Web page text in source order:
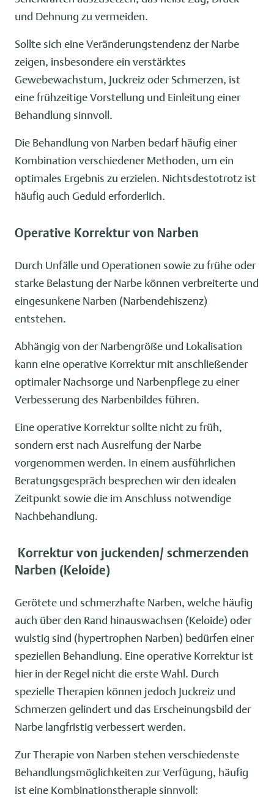
und Dehnung zu vermeiden.
Sollte sich eine Veränderungstendenz der Narbe
zeigen, insbesondere ein verstärktes
Gewebewachstum, Juckreiz oder Schmerzen, ist
eine frühzeitige Vorstellung und Einleitung einer
Behandlung sinnvoll.
Die Behandlung von Narben bedarf häufig einer
Kombination verschiedener Methoden, um ein
optimales Ergebnis zu erzielen. Nichtsdestotrotz ist
häufig auch Geduld erforderlich.
Operative Korrektur von Narben
Durch Unfälle und Operationen sowie zu frühe oder
starke Belastung der Narbe können verbreiterte und
eingesunkene Narben (Narbendehiszenz)
entstehen.
Abhängig von der Narbengröße und Lokalisation
kann eine operative Korrektur mit anschließender
optimaler Nachsorge und Narbenpflege zu einer
Verbesserung des Narbenbildes führen.
Eine operative Korrektur sollte nicht zu früh,
sondern erst nach Ausreifung der Narbe
vorgenommen werden. In einem ausführlichen
Beratungsgespräch besprechen wir den idealen
Zeitpunkt sowie die im Anschluss notwendige
Nachbehandlung.
Korrektur von juckenden/ schmerzenden
Narben (Keloide)
Gerötete und schmerzhafte Narben, welche häufig
auch über den Rand hinauswachsen (Keloide) oder
wulstig sind (hypertrophen Narben) bedürfen einer
speziellen Behandlung. Eine operative Korrektur ist
hier in der Regel nicht die erste Wahl. Durch
spezielle Therapien können jedoch Juckreiz und
Schmerzen gelindert und das Erscheinungsbild der
Narbe langfristig verbessert werden.
Zur Therapie von Narben stehen verschiedenste
Behandlungsmöglichkeiten zur Verfügung, häufig
ist eine Kombinationstherapie sinnvoll: